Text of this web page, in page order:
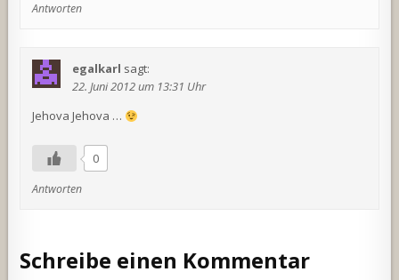
Antworten
egalkarl sagt:
22. Juni 2012 um 13:31 Uhr
Jehova Jehova …
0
Antworten
Schreibe einen Kommentar